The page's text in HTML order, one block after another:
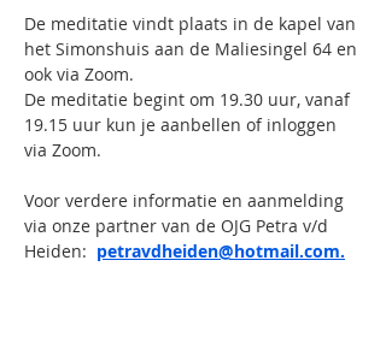
De meditatie vindt plaats in de kapel van
het Simonshuis aan de Maliesingel 64 en
ook via Zoom.
De meditatie begint om 19.30 uur, vanaf
19.15 uur kun je aanbellen of inloggen
via Zoom.
Voor verdere informatie en aanmelding
via onze partner van de OJG Petra v/d
Heiden: petravdheiden@hotmail.com.